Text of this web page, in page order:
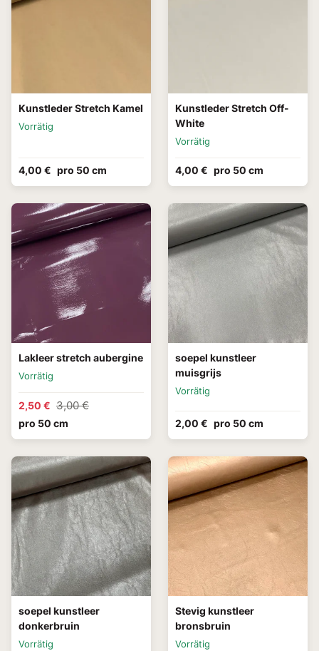
Kunstleder Stretch Kamel
Vorrätig
4,00 € pro 50 cm
Kunstleder Stretch Off-
White
Vorrätig
4,00 € pro 50 cm
Lakleer stretch aubergine
Vorrätig
2,50 € 3,00 €
pro 50 cm
soepel kunstleer
muisgrijs
Vorrätig
2,00 € pro 50 cm
soepel kunstleer
donkerbruin
Vorrätig
Stevig kunstleer
bronsbruin
Vorrätig